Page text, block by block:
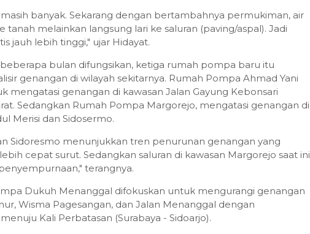
banyak. Sekarang dengan bertambahnya permukiman, air
tanah melainkan langsung lari ke saluran (paving/aspal). Jadi
jauh lebih tinggi," ujar Hidayat.
bulan difungsikan, ketiga rumah pompa baru itu
genangan di wilayah sekitarnya. Rumah Pompa Ahmad Yani
mengatasi genangan di kawasan Jalan Gayung Kebonsari
Sedangkan Rumah Pompa Margorejo, mengatasi genangan di
Merisi dan Sidosermo.
Sidoresmo menunjukkan tren penurunan genangan yang
cepat surut. Sedangkan saluran di kawasan Margorejo saat ini
terangnya.
Dukuh Menanggal difokuskan untuk mengurangi genangan
Wisma Pagesangan, dan Jalan Menanggal dengan
Kali Perbatasan (Surabaya - Sidoarjo).